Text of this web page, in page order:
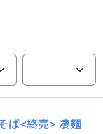
ば<終売> 凄麺